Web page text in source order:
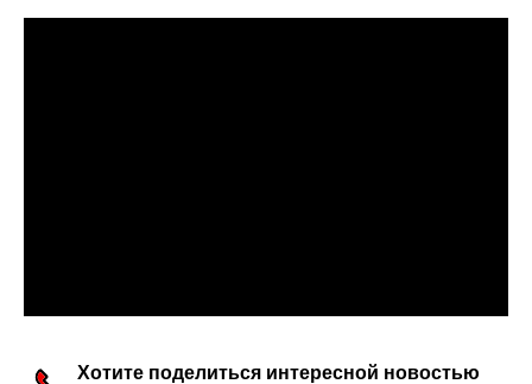
Хотите поделиться интересной новостью